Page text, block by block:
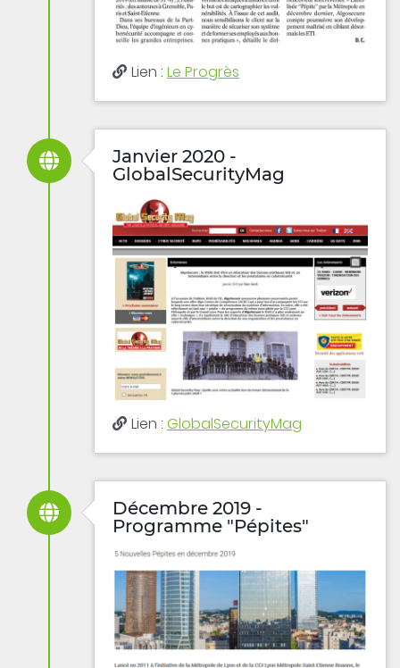
Lien : Le Progrès
Janvier 2020 -
GlobalSecurityMag
Lien : GlobalSecurityMag
Décembre 2019 -
Programme "Pépites"